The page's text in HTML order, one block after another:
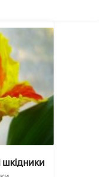
шкідники